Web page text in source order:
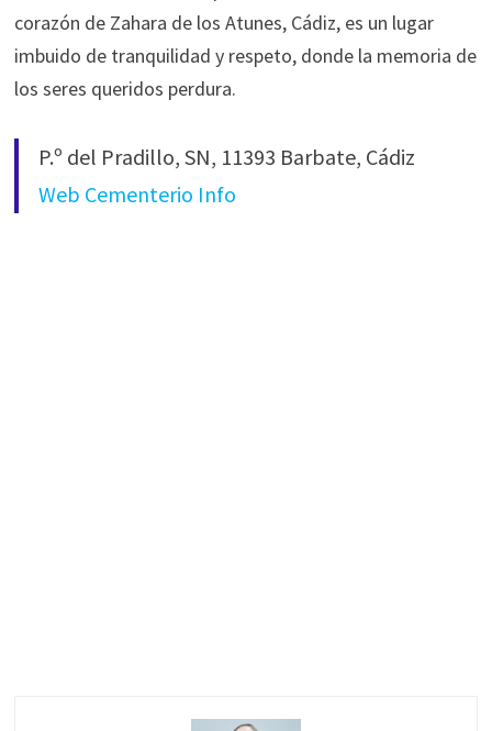
corazón de Zahara de los Atunes, Cádiz, es un lugar
imbuido de tranquilidad y respeto, donde la memoria de
los seres queridos perdura.
P.º del Pradillo, SN, 11393 Barbate, Cádiz
Web Cementerio Info